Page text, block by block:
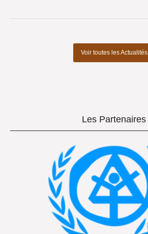
Voir toutes les Actualités
Les Partenaires